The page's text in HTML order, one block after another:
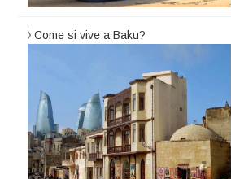
Come si vive a Baku?